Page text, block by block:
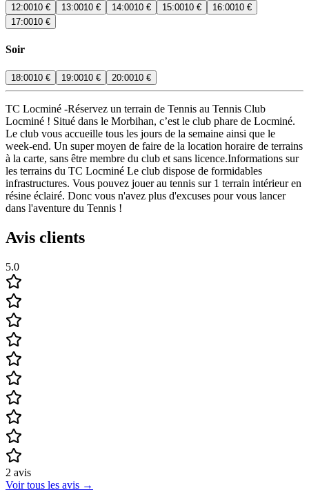
12:0010 € 13:0010 € 14:0010 € 15:0010 € 16:0010 €
17:0010 €
Soir
18:0010 € 19:0010 € 20:0010 €
TC Locminé -Réservez un terrain de Tennis au Tennis Club
Locminé ! Situé dans le Morbihan, c’est le club phare de Locminé.
Le club vous accueille tous les jours de la semaine ainsi que le
week-end. Un super moyen de faire de la location horaire de terrains
à la carte, sans être membre du club et sans licence.Informations sur
les terrains du TC Locminé Le club dispose de formidables
infrastructures. Vous pouvez jouer au tennis sur 1 terrain intérieur en
résine éclairé. Donc vous n'avez plus d'excuses pour vous lancer
dans l'aventure du Tennis !
Avis clients
5.0
2 avis
Voir tous les avis →